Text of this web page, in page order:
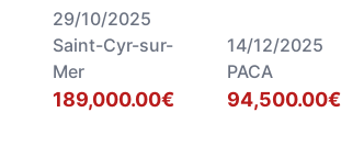
29/10/2025
Saint-Cyr-sur-
Mer
189,000.00€
14/12/2025
PACA
94,500.00€